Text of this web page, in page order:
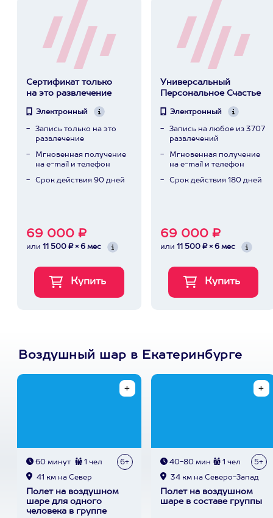
Сертификат только
на это развлечение
Электронный
Запись только на это
развлечение
Мгновенная получение
на e-mail и телефон
Срок действия 90 дней
69 000 ₽
или 11 500 ₽ × 6 мес
Универсальный
Персональное Счастье
Электронный
Запись на любое из 3707
развлечений
Мгновенная получение
на e-mail и телефон
Срок действия 180 дней
69 000 ₽
или 11 500 ₽ × 6 мес
Воздушный шар в Екатеринбурге
60 минут 1 чел 6+
41 км на Север
Полет на воздушном
шаре для одного
человека в группе
40-80 мин 1 чел 5+
34 км на Северо-Запад
Полет на воздушном
шаре в составе группы